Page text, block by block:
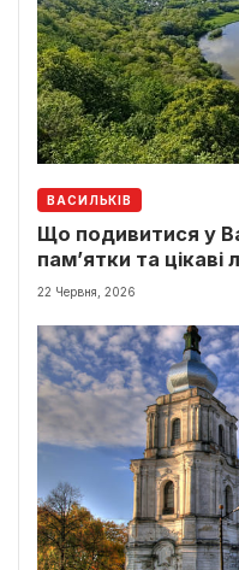
ВАСИЛЬКІВ
Що подивитися у
пам’ятки та цікаві
22 Червня, 2026